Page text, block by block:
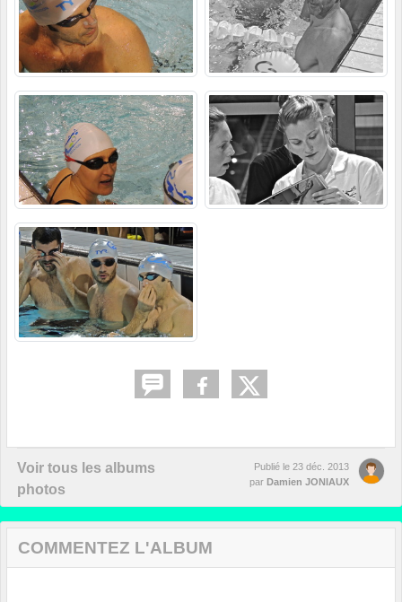
Voir tous les albums
photos
Publié le 23 déc. 2013
par Damien JONIAUX
COMMENTEZ L'ALBUM